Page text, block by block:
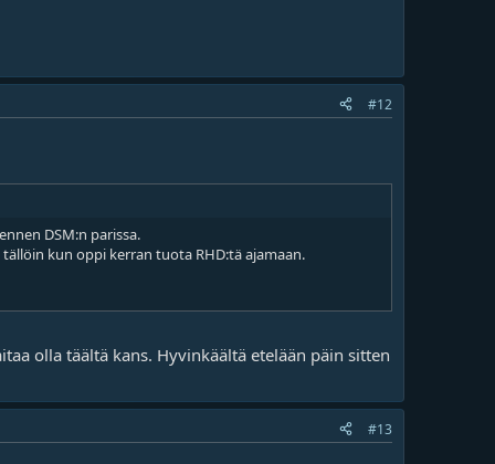
#12
DSM:n parissa.
kun oppi kerran tuota RHD:tä ajamaan.
olla täältä kans. Hyvinkäältä etelään päin sitten
#13